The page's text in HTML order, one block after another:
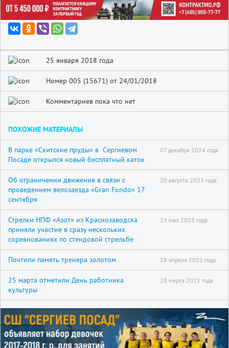
25 января 2018 года
Номер 005 (15671) от 24/01/2018
Комментариев пока что нет
ПОХОЖИЕ МАТЕРИАЛЫ
В парке «Скитские пруды» в Сергиевом
Посаде открылся новый бесплатный каток
07 декабря 2024 года
Об ограничении движения в связи с
проведением велозаезда «Gran Fondo» 17
сентября
20 августа 2023 года
Стрелки НПФ «Азот» из Краснозаводска
приняли участие в сразу нескольких
соревнованиях по стендовой стрельбе
23 мая 2023 года
Почтили память тренера золотом 28 апреля 2022 года
25 марта отметили День работника
культуры
28 марта 2022 года